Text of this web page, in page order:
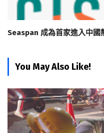
Seaspan 成為首家進入中國
You May Also Like!